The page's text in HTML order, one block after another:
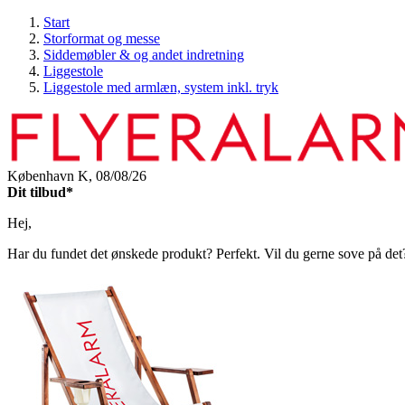
Start
Storformat og messe
Siddemøbler & og andet indretning
Liggestole
Liggestole med armlæn, system inkl. tryk
København K, 08/08/26
Dit tilbud*
Hej,
Har du fundet det ønskede produkt? Perfekt. Vil du gerne sove på